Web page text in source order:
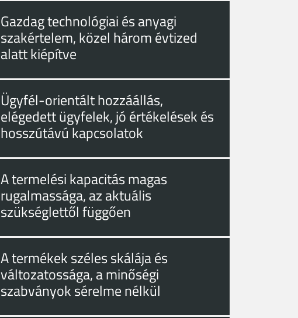
Gazdag technológiai és anyagi
szakértelem, közel három évtized
alatt kiépítve
Ügyfél-orientált hozzáállás,
elégedett ügyfelek, jó értékelések és
hosszútávú kapcsolatok
A termelési kapacitás magas
rugalmassága, az aktuális
szükséglettől függően
A termékek széles skálája és
változatossága, a minőségi
szabványok sérelme nélkül